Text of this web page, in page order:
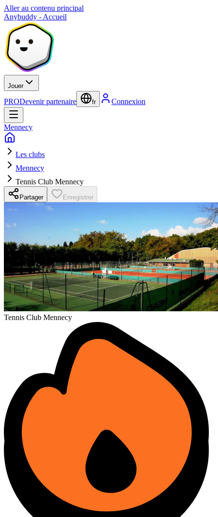
Aller au contenu principal
Anybuddy - Accueil
Jouer
PRODevenir partenaire fr Connexion
Mennecy
Les clubs
Mennecy
Tennis Club Mennecy
Partager Enregistrer
Tennis Club Mennecy